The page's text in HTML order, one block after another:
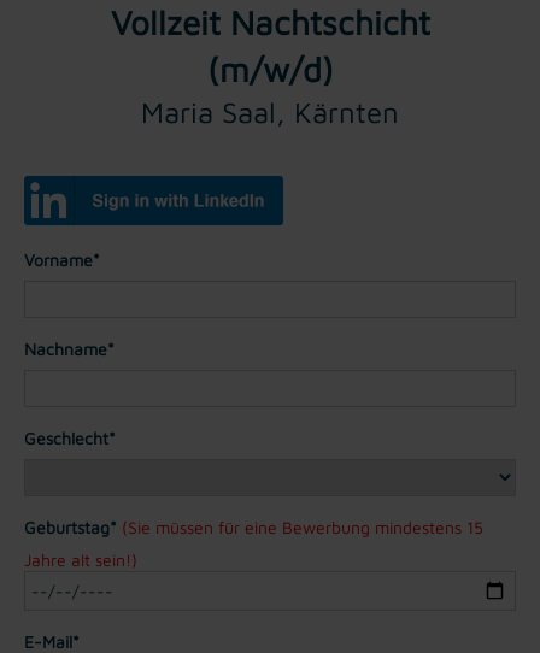
Vollzeit Nachtschicht
(m/w/d)
Maria Saal, Kärnten
Vorname*
Nachname*
Geschlecht*
Geburtstag* (Sie müssen für eine Bewerbung mindestens 15
Jahre alt sein!)
E-Mail*